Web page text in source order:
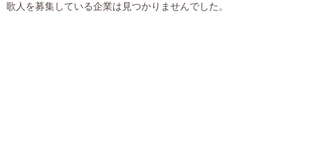
歌人を募集している企業は見つかりませんでした。